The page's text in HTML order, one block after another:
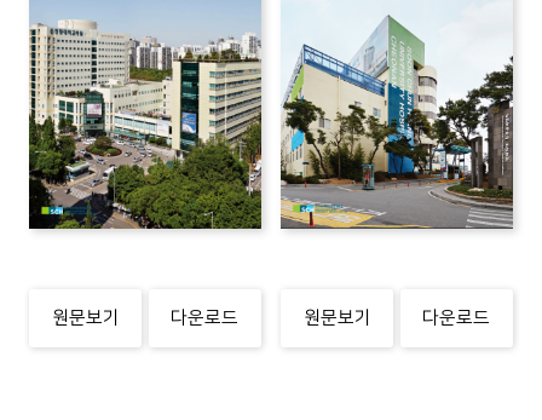
원문보기 다운로드 원문보기 다운로드